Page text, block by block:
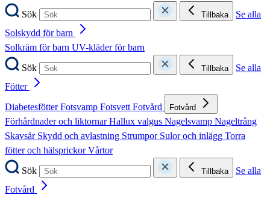
Sök
Tillbaka
Se alla
Solskydd för barn
Solkräm för barn UV-kläder för barn
Sök
Tillbaka
Se alla
Fötter
DiabetesfötterFotsvamp FotsvettFotvård Fotvård
Förhårdnader och liktornarHallux valgus Nagelsvamp Nageltrång
Skavsår Skydd och avlastning Strumpor Sulor och inlägg Torra
fötter och hälsprickorVårtor
Sök
Tillbaka
Se alla
Fotvård